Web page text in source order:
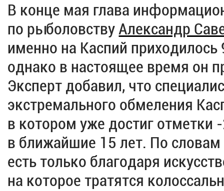
В конце мая глава
по рыболовствуАлександр
именно на Каспий
однако в настоящее время он
Эксперт добавил, что
экстремального обмеления
в котором уже достиг
в ближайшие 15 лет. По
есть только благодаря
на которое тратятся